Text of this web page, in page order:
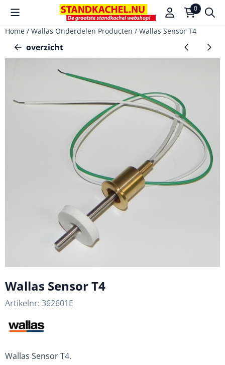
Cookievoorkeuren zijn beschikbaar. Kies instellingen of sta
0
Home / Wallas Onderdelen Producten / Wallas Sensor T4
overzicht
Wallas Sensor T4
Artikelnr: 362601E
Wallas Sensor T4.